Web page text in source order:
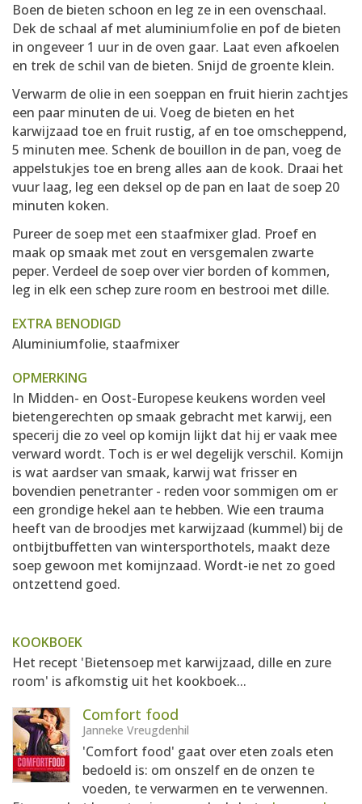
Boen de bieten schoon en leg ze in een ovenschaal.
Dek de schaal af met aluminiumfolie en pof de bieten
in ongeveer 1 uur in de oven gaar. Laat even afkoelen
en trek de schil van de bieten. Snijd de groente klein.
Verwarm de olie in een soeppan en fruit hierin zachtjes
een paar minuten de ui. Voeg de bieten en het
karwijzaad toe en fruit rustig, af en toe omscheppend,
5 minuten mee. Schenk de bouillon in de pan, voeg de
appelstukjes toe en breng alles aan de kook. Draai het
vuur laag, leg een deksel op de pan en laat de soep 20
minuten koken.
Pureer de soep met een staafmixer glad. Proef en
maak op smaak met zout en versgemalen zwarte
peper. Verdeel de soep over vier borden of kommen,
leg in elk een schep zure room en bestrooi met dille.
EXTRA BENODIGD
Aluminiumfolie, staafmixer
OPMERKING
In Midden- en Oost-Europese keukens worden veel
bietengerechten op smaak gebracht met karwij, een
specerij die zo veel op komijn lijkt dat hij er vaak mee
verward wordt. Toch is er wel degelijk verschil. Komijn
is wat aardser van smaak, karwij wat frisser en
bovendien penetranter - reden voor sommigen om er
een grondige hekel aan te hebben. Wie een trauma
heeft van de broodjes met karwijzaad (kummel) bij de
ontbijtbuffetten van wintersporthotels, maakt deze
soep gewoon met komijnzaad. Wordt-ie net zo goed
ontzettend goed.
KOOKBOEK
Het recept 'Bietensoep met karwijzaad, dille en zure
room' is afkomstig uit het kookboek...
Comfort food
Janneke Vreugdenhil
'Comfort food' gaat over eten zoals eten
bedoeld is: om onszelf en de onzen te
voeden, te verwarmen en te verwennen.